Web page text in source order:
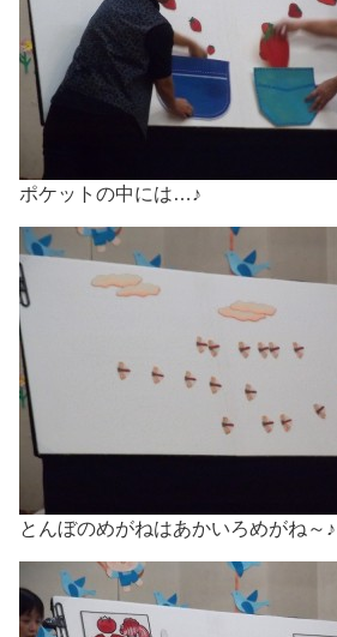
ポケットの中には…♪
とんぼのめがねはあかいろめがね～♪